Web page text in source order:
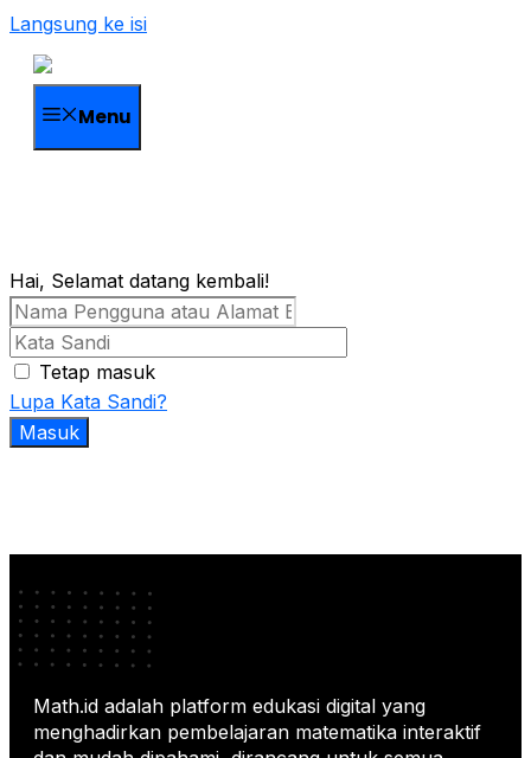
Langsung ke isi
Menu
Hai, Selamat datang kembali!
Tetap masuk
Lupa Kata Sandi?
Masuk
Math.id adalah platform edukasi digital yang
menghadirkan pembelajaran matematika interaktif